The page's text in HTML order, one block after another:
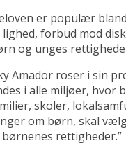
er populær
forbud mod
og unges
Amador roser i sin
i alle miljøer, hvor
skoler,
om børn, skal
rettigheder.”